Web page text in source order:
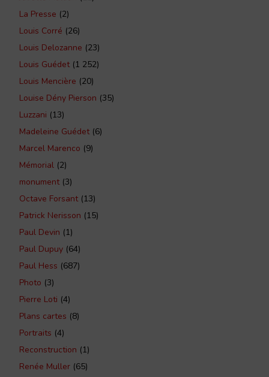
La Presse (2)
Louis Corré (26)
Louis Delozanne (23)
Louis Guédet(1 252)
Louis Mencière (20)
Louise Dény Pierson (35)
Luzzani (13)
Madeleine Guédet(6)
Marcel Marenco (9)
Mémorial (2)
monument(3)
Octave Forsant(13)
Patrick Nerisson (15)
Paul Devin (1)
Paul Dupuy (64)
Paul Hess (687)
Photo (3)
Pierre Loti (4)
Plans cartes (8)
Portraits (4)
Reconstruction (1)
Renée Muller (65)